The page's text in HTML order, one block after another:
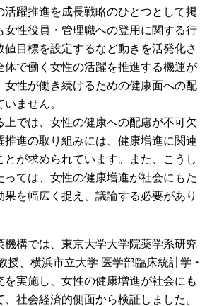
活躍推進を成長戦略のひとつとして掲
女性役員・管理職への登用に関する行
値目標を設定するなど動きを活発化さ
体で働く女性の活躍を推進する機運が
女性が働き続けるための健康面への配
ません。
上では、女性の健康への配慮が不可欠
推進の取り組みには、健康増進に関連
とが求められています。また、こうし
っては、女性の健康増進が社会にもた
果を幅広く捉え、議論する必要があり
機構では、東京大学大学院薬学系研究
授、横浜市立大学 医学部臨床統計学・
を実施し、女性の健康増進が社会にも
社会経済的側面から検証しました。